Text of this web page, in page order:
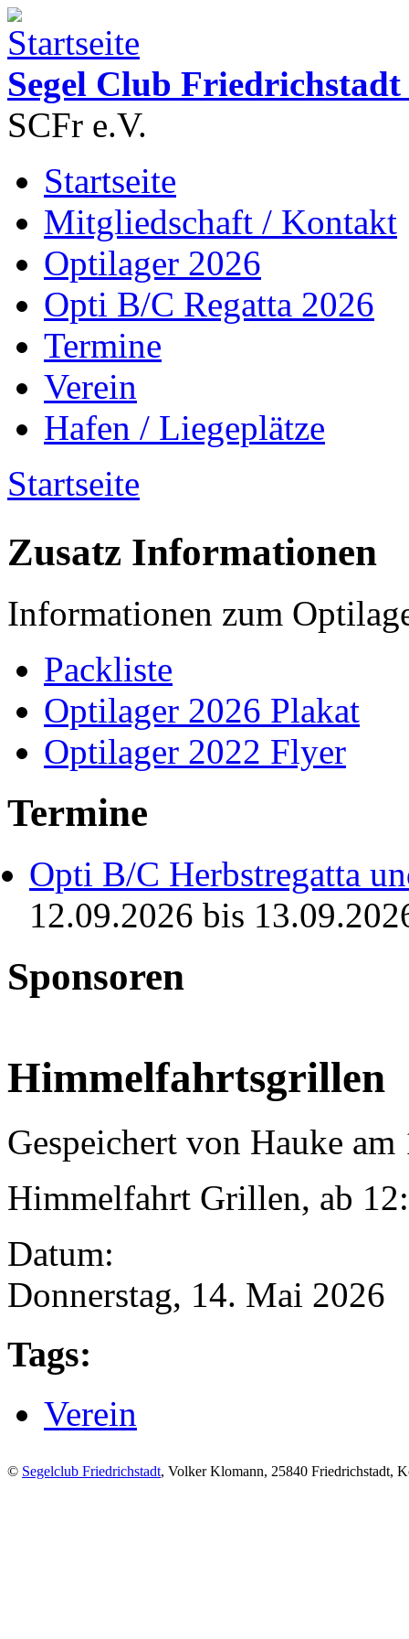
Direkt zum Inhalt
Segel Club Friedrichstadt
SCFr e.V.
Hauptmenü
Startseite
Mitgliedschaft / Kontakt
Optilager 2026
Opti B/C Regatta 2026
Termine
Verein
Hafen / Liegeplätze
Sie sind hier
Startseite
Zusatz Informationen
Informationen zum
Packliste
Optilager 2026 Plakat
Optilager 2022 Flyer
Termine
Opti B/C Herbstregatta
12.09.2026 bis
Sponsoren
Himmelfahrtsgrillen
Gespeichert von Hauke am
Himmelfahrt Grillen, ab
Datum:
Donnerstag, 14. Mai 2026
Tags:
Verein
© Segelclub Friedrichstadt, Volker Klomann, 25840 Friedrichstadt,